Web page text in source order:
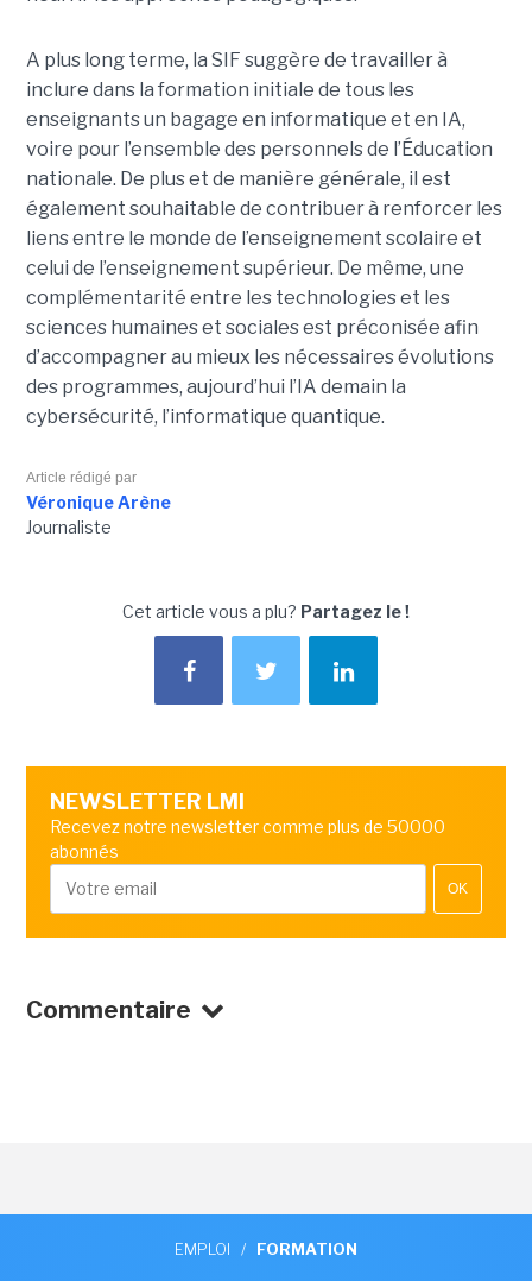
A plus long terme, la SIF suggère de travailler à
inclure dans la formation initiale de tous les
enseignants un bagage en informatique et en IA,
voire pour l’ensemble des personnels de l’Éducation
nationale. De plus et de manière générale, il est
également souhaitable de contribuer à renforcer les
liens entre le monde de l’enseignement scolaire et
celui de l’enseignement supérieur. De même, une
complémentarité entre les technologies et les
sciences humaines et sociales est préconisée afin
d’accompagner au mieux les nécessaires évolutions
des programmes, aujourd’hui l’IA demain la
cybersécurité, l’informatique quantique.
Article rédigé par
Véronique Arène
Journaliste
Cet article vous a plu? Partagez le !
NEWSLETTER LMI
Recevez notre newsletter comme plus de 50000
abonnés
OK
Commentaire
EMPLOI / FORMATION